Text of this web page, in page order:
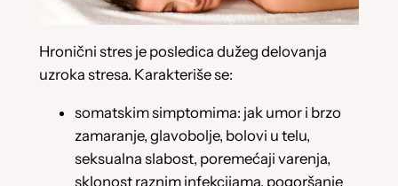
Hronični stres je posledica dužeg delovanja
uzroka stresa. Karakteriše se:
somatskim simptomima: jak umor i brzo
zamaranje, glavobolje, bolovi u telu,
seksualna slabost, poremećaji varenja,
sklonost raznim infekcijama, pogoršanje